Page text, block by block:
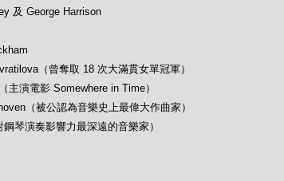
及 George Harrison
（曾奪取 18 次大滿貫女單冠軍）
演電影 Somewhere in Time）
（被公認為音樂史上最偉大作曲家）
琴演奏影響力最深遠的音樂家）